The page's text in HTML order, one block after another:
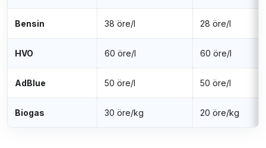
Bensin 38 öre/l 28 öre/l
HVO 60 öre/l 60 öre/l
AdBlue 50 öre/l 50 öre/l
Biogas 30 öre/kg 20 öre/kg